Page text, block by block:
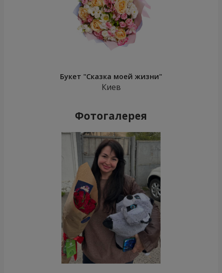
Букет "Сказка моей жизни"
Киев
Фотогалерея